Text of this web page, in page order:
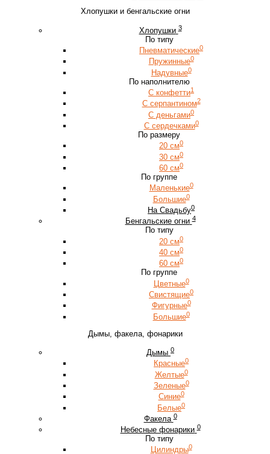
Хлопушки и бенгальские огни
Хлопушки 3
По типу
Пневматические0
Пружинные0
Надувные0
По наполнителю
С конфетти1
С серпантином2
С деньгами0
С сердечками0
По размеру
20 см0
30 см0
60 см0
По группе
Маленькие0
Большие0
На Свадьбу0
Бенгальские огни 4
По типу
20 см0
40 см0
60 см0
По группе
Цветные0
Свистящие0
Фигурные0
Большие0
Дымы, факела, фонарики
Дымы 0
Красные0
Желтые0
Зеленые0
Синие0
Белые0
Факела 0
Небесные фонарики 0
По типу
Цилиндры0